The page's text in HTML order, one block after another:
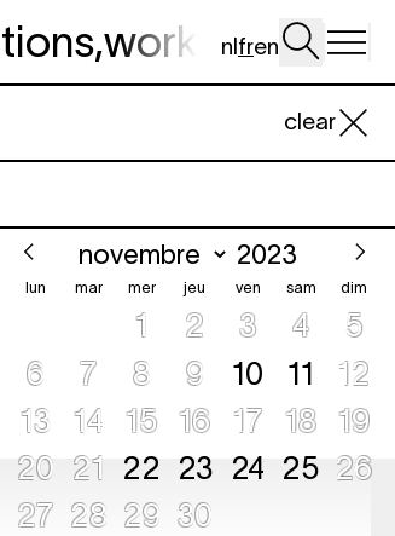
,workshop,dig
nl fren
clear
lun mar mer jeu ven sam dim
1 2 3 4
5
6
7 8 9 10 11
12
13
14 15 16 17 18
19
20
21 22 23 24 25 26
27 28 29 30